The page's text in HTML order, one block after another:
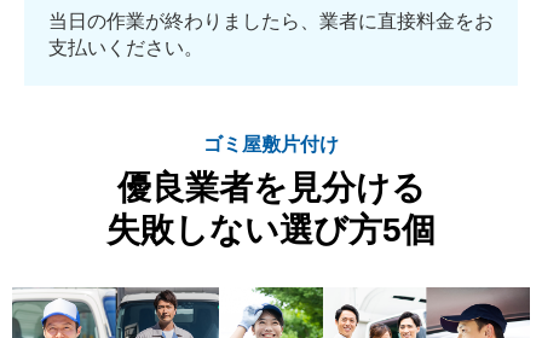
当日の作業が終わりましたら、業者に直接料金をお
支払いください。
ゴミ屋敷片付け
優良業者を見分ける
失敗しない選び方5個